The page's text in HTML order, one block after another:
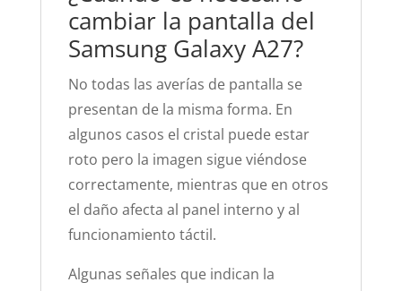
cambiar la pantalla del
Samsung Galaxy A27?
No todas las averías de pantalla se
presentan de la misma forma. En
algunos casos el cristal puede estar
roto pero la imagen sigue viéndose
correctamente, mientras que en otros
el daño afecta al panel interno y al
funcionamiento táctil.
Algunas señales que indican la